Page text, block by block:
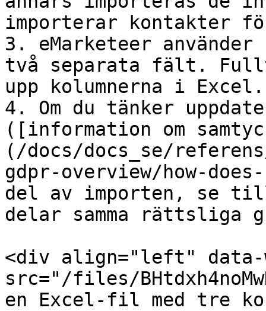
importerar kontakter
3. eMarketeer använder
två separata fält.
upp kolumnerna i Excel.
4. Om du tänker
([information om
(/docs/docs_se/
gdpr-overview/how-
del av importen, se
delar samma rättsliga
<div align="left" data-
src="/files/
en Excel-fil med tre